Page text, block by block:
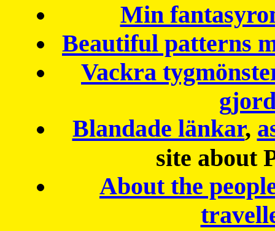
Min
Beautiful patterns
Vackra
Blandade länkar,
site about
About the